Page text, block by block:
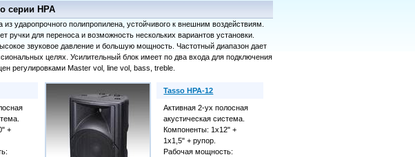
серии HPA
из ударопрочного полипропилена, устойчивого к внешним воздействиям.
ручки для переноса и возможность нескольких вариантов установки.
звуковое давление и большую мощность. Частотный диапазон дает
целях. Усилительный блок имеет по два входа для подключения
регулировками Master vol, line vol, bass, treble.
+
Tasso HPA-12
Активная 2-ух полосная
акустическая система.
Компоненты: 1х12" +
1х1,5" + рупор.
Рабочая мощность: